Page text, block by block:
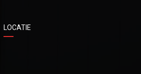
LOCATIE